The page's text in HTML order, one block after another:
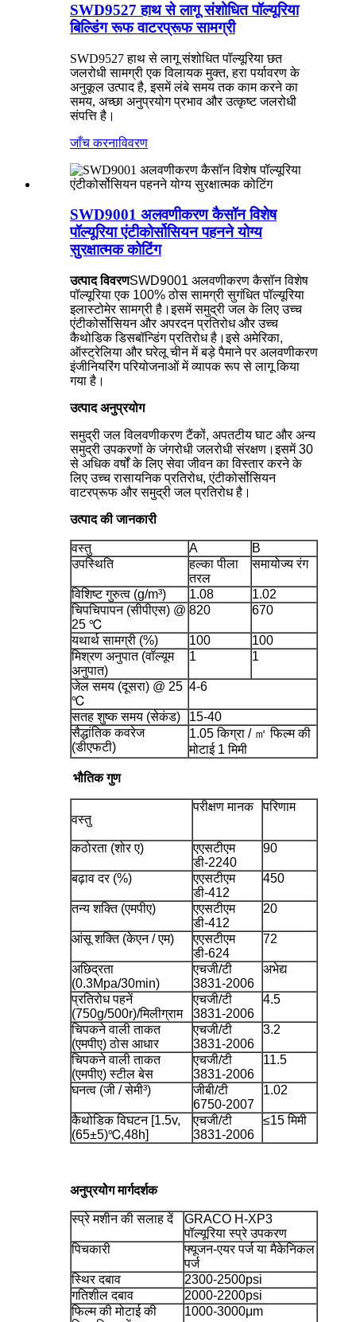
SWD9527 हाथ से लागू संशोधित पॉल्यूरिया
बिल्डिंग रूफ वाटरप्रूफ सामग्री
SWD9527 हाथ से लागू संशोधित पॉल्यूरिया छत
जलरोधी सामग्री एक विलायक मुक्त, हरा पर्यावरण के
अनुकूल उत्पाद है, इसमें लंबे समय तक काम करने का
समय, अच्छा अनुप्रयोग प्रभाव और उत्कृष्ट जलरोधी
संपत्ति है।
जाँच करनाविवरण
SWD9001 अलवणीकरण कैसॉन विशेष
पॉल्यूरिया एंटीकोर्सोसियन पहनने योग्य
सुरक्षात्मक कोटिंग
उत्पाद विवरणSWD9001 अलवणीकरण कैसॉन विशेष
पॉल्यूरिया एक 100% ठोस सामग्री सुगंधित पॉल्यूरिया
इलास्टोमेर सामग्री है।इसमें समुद्री जल के लिए उच्च
एंटीकोर्सोसियन और अपरदन प्रतिरोध और उच्च
कैथोडिक डिसबॉन्डिंग प्रतिरोध है।इसे अमेरिका,
ऑस्ट्रेलिया और घरेलू चीन में बड़े पैमाने पर अलवणीकरण
इंजीनियरिंग परियोजनाओं में व्यापक रूप से लागू किया
गया है।
उत्पाद अनुप्रयोग
समुद्री जल विलवणीकरण टैंकों, अपतटीय घाट और अन्य
समुद्री उपकरणों के जंगरोधी जलरोधी संरक्षण।इसमें 30
से अधिक वर्षों के लिए सेवा जीवन का विस्तार करने के
लिए उच्च रासायनिक प्रतिरोध, एंटीकोर्सोसियन
वाटरप्रूफ और समुद्री जल प्रतिरोध है।
उत्पाद की जानकारी
वस्तु A
B
उपस्थिति
हल्का पीला
तरल
समायोज्य रंग
विशिष्ट गुरुत्व (g/m³) 1.08
1.02
चिपचिपापन (सीपीएस) @
25 ℃
820 670
यथार्थ सामग्री (%) 100
100
मिश्रण अनुपात (वॉल्यूम
अनुपात)
1 1
जेल समय (दूसरा) @ 25
℃
4-6
सतह शुष्क समय (सेकंड)
15-40
सैद्धांतिक कवरेज
(डीएफटी)
1.05 किग्रा / ㎡ फिल्म की
मोटाई 1 मिमी
भौतिक गुण
वस्तु
परीक्षण मानक परिणाम
कठोरता (शोर ए)
एएसटीएम
डी-2240
90
बढ़ाव दर (%)
एएसटीएम
डी-412
450
तन्य शक्ति (एमपीए)
एएसटीएम
डी-412
20
आंसू शक्ति (केएन / एम)
एएसटीएम
डी-624
72
अछिद्रता
(0.3Mpa/30min)
एचजी/टी
3831-2006
अभेद्य
प्रतिरोध पहनें
(750g/500r)/मिलीग्राम
एचजी/टी
3831-2006
4.5
चिपकने वाली ताकत
(एमपीए) ठोस आधार
एचजी/टी
3831-2006
3.2
चिपकने वाली ताकत
(एमपीए) स्टील बेस
एचजी/टी
3831-2006
11.5
घनत्व (जी / सेमी³)
जीबी/टी
6750-2007
1.02
कैथोडिक विघटन [1.5v,
(65±5)℃,48h]
एचजी/टी
3831-2006
≤15 मिमी
अनुप्रयोेग मार्गदर्शक
स्प्रे मशीन की सलाह दें
GRACO H-XP3
पॉल्यूरिया स्प्रे उपकरण
पिचकारी
फ्यूजन-एयर पर्ज या मैकेनिकल
पर्ज
स्थिर दबाव
2300-2500psi
गतिशील दबाव
2000-2200psi
फिल्म की मोटाई की
1000-3000μm